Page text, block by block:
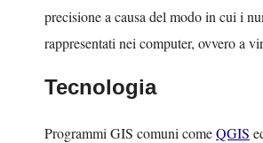
precisione a causa del modo in cui i
rappresentati nei computer, ovvero a
Tecnologia
Programmi GIS comuni comeQGIS